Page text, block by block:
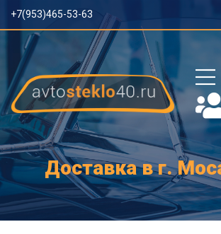
+7(953)465-53-63
Доставка в г.